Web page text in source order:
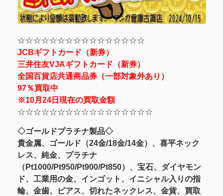
☆☆☆☆☆☆☆☆☆☆☆☆☆☆☆☆
JCBギフトカード（新券）
三井住友VJAギフトカード（新券）
全国百貨店共通商品券（一部対象外あり）
97％買取中
※10月24日現在の買取金額
☆☆☆☆☆☆☆☆☆☆☆☆☆☆☆☆☆
◇ゴールドプラチナ製品◇
貴金属、ゴールド（24金/18金/14金）、喜平ネック
レス、純金、プラチナ
（Pt1000/Pt950/Pt900/Pt850）、宝石、ダイヤモン
ド、工業用の金、インゴット、イニシャル入りの指
輪、金歯、ピアス、切れたネックレス、金貨、買取